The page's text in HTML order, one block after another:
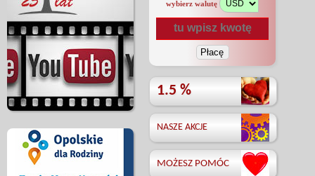
wybierz walutę
1.5 %
NASZE AKCJE
MOŻESZ POMÓC